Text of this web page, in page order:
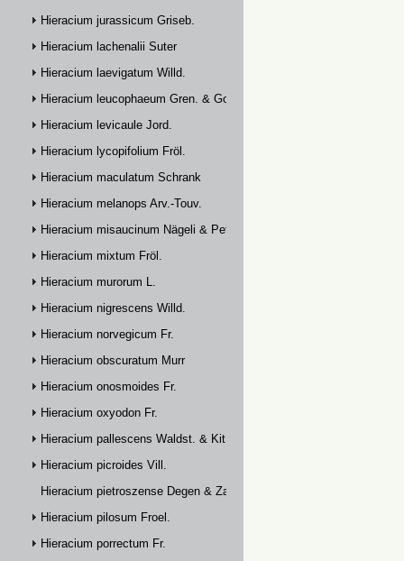
Hieracium jurassicum Griseb.
Hieracium lachenalii Suter
Hieracium laevigatum Willd.
Hieracium leucophaeum Gren. & Godr.
Hieracium levicaule Jord.
Hieracium lycopifolium Fröl.
Hieracium maculatum Schrank
Hieracium melanops Arv.-Touv.
Hieracium misaucinum Nägeli & Peter
Hieracium mixtum Fröl.
Hieracium murorum L.
Hieracium nigrescens Willd.
Hieracium norvegicum Fr.
Hieracium obscuratum Murr
Hieracium onosmoides Fr.
Hieracium oxyodon Fr.
Hieracium pallescens Waldst. & Kit.
Hieracium picroides Vill.
Hieracium pietroszense Degen & Zahn
Hieracium pilosum Froel.
Hieracium porrectum Fr.